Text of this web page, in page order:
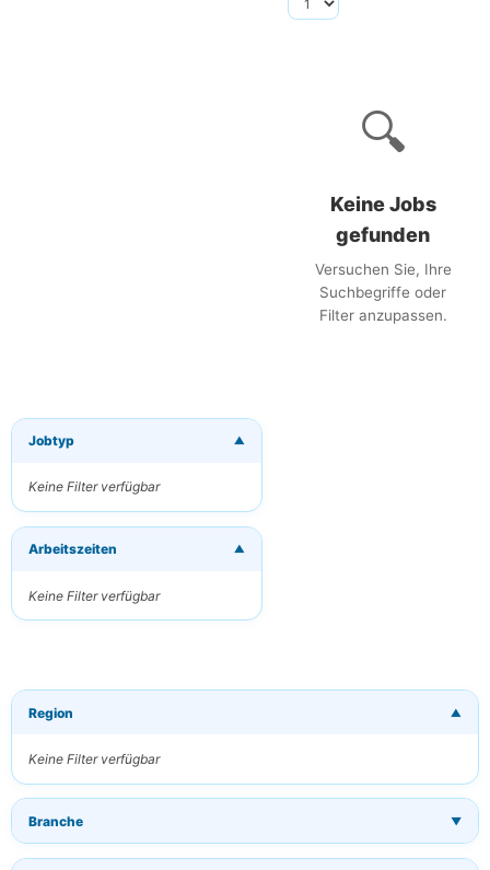
🔍
Keine Jobs
gefunden
Versuchen Sie, Ihre
Suchbegriffe oder
Filter anzupassen.
Jobtyp ▼
Keine Filter verfügbar
Arbeitszeiten ▼
Keine Filter verfügbar
Region ▼
Keine Filter verfügbar
Branche ▼